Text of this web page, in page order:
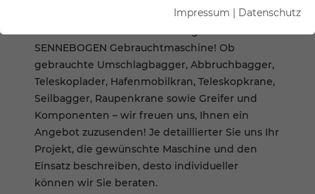
SENNEBOGEN Gebrauchtmaschine! Ob
gebrauchte Umschlagbagger, Abbruchbagger,
Teleskoplader, Hafenmobilkran, Teleskopkrane,
Seilbagger, Raupenkrane sowie Greifer und
Komponenten – wir freuen uns, Ihnen ein
Angebot zuzusenden! Je detaillierter Sie uns Ihr
Projekt, die gewünschte Maschine und den
Einsatz beschreiben, desto individueller
können wir Sie beraten.
Impressum | Datenschutz